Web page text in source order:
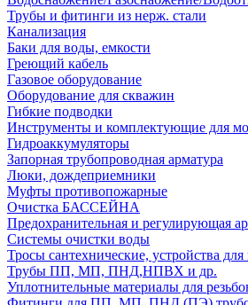
Трубы и фитинги из нерж. стали
Канализация
Баки для воды, емкости
Греющий кабель
Газовое оборудование
Оборудование для скважин
Гибкие подводки
Инструменты и комплектующие для
Гидроаккумуляторы
Запорная трубопроводная арматура
Люки, дождеприемники
Муфты противопожарные
Очистка БАССЕЙНА
Предохранительная и регулирующая
Системы очистки воды
Тросы сантехнические, устройства
Трубы ПП, МП, ПНД,НПВХ и др.
Уплотнительные материалы для